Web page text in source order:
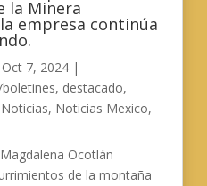
la Minera
empresa continúa
Oct 7, 2024 |
, destacado,
Noticias, Noticias Mexico,
Ocotlán
de la montaña